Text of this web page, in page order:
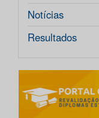
Notícias
Resultados